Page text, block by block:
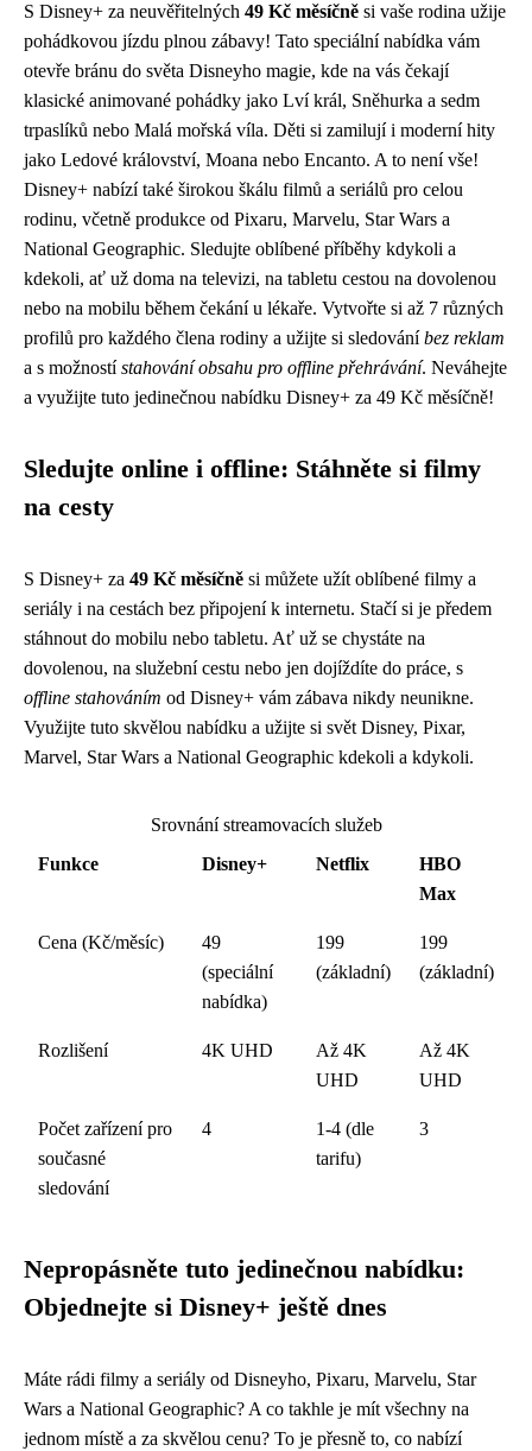
S Disney+ za neuvěřitelných 49 Kč měsíčně si vaše rodina užije
pohádkovou jízdu plnou zábavy! Tato speciální nabídka vám
otevře bránu do světa Disneyho magie, kde na vás čekají
klasické animované pohádky jako Lví král, Sněhurka a sedm
trpaslíků nebo Malá mořská víla. Děti si zamilují i moderní hity
jako Ledové království, Moana nebo Encanto. A to není vše!
Disney+ nabízí také širokou škálu filmů a seriálů pro celou
rodinu, včetně produkce od Pixaru, Marvelu, Star Wars a
National Geographic. Sledujte oblíbené příběhy kdykoli a
kdekoli, ať už doma na televizi, na tabletu cestou na dovolenou
nebo na mobilu během čekání u lékaře. Vytvořte si až 7 různých
profilů pro každého člena rodiny a užijte si sledováníbez reklam
a s možnostístahování obsahu pro offline přehrávání. Neváhejte
a využijte tuto jedinečnou nabídku Disney+ za 49 Kč měsíčně!
Sledujte online i offline: Stáhněte si filmy
na cesty
S Disney+ za 49 Kč měsíčně si můžete užít oblíbené filmy a
seriály i na cestách bez připojení k internetu. Stačí si je předem
stáhnout do mobilu nebo tabletu. Ať už se chystáte na
dovolenou, na služební cestu nebo jen dojíždíte do práce, s
offline stahováním od Disney+ vám zábava nikdy neunikne.
Využijte tuto skvělou nabídku a užijte si svět Disney, Pixar,
Marvel, Star Wars a National Geographic kdekoli a kdykoli.
Srovnání streamovacích služeb
Funkce
Disney+ Netflix
HBO
Max
Cena (Kč/měsíc)
49
(speciální
nabídka)
199
(základní)
199
(základní)
Rozlišení 4K UHD
Až 4K
UHD
Až 4K
UHD
Počet zařízení pro
současné
sledování
4
1-4 (dle
tarifu)
3
Nepropásněte tuto jedinečnou nabídku:
Objednejte si Disney+ ještě dnes
Máte rádi filmy a seriály od Disneyho, Pixaru, Marvelu, Star
Wars a National Geographic? A co takhle je mít všechny na
jednom místě a za skvělou cenu? To je přesně to, co nabízí